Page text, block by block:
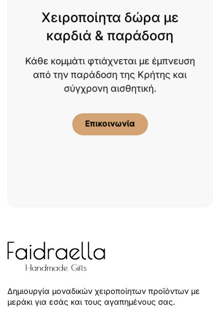
Χειροποίητα δώρα με
καρδιά & παράδοση
Κάθε κομμάτι φτιάχνεται με έμπνευση
από την παράδοση της Κρήτης και
σύγχρονη αισθητική.
Επικοινωνία
Δημιουργία μοναδικών χειροποίητων προϊόντων με
μεράκι για εσάς και τους αγαπημένους σας.